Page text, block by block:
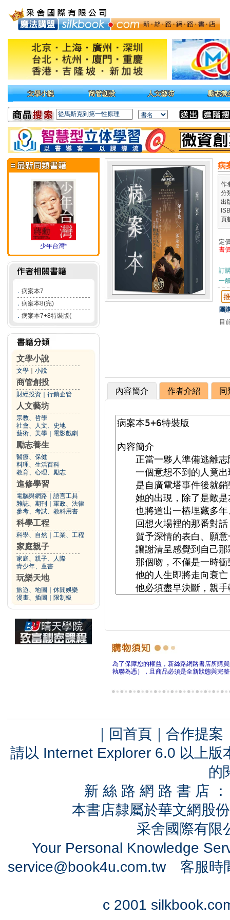
少年台灣*
． 病案本7
． 病案本8(完)
． 病案本7+8特裝版(
文學小說
文學 小說
商管創投
財經投資 行銷企管
人文藝坊
宗教、哲學
社會、人文、史地
藝術、美學
電影戲劇
勵志養生
醫療、保健
料理、生活百科
教育、心理、勵志
進修學習
電腦與網路
語言工具
雜誌、期刊
軍政、法律
參考、考試、教科用書
科學工程
科學、自然 工業、工程
家庭親子
家庭、親子、人際
青少年、童書
玩樂天地
旅遊、地圖
休閒娛樂
漫畫、插圖
限制級
病
作
分
出
頁
定
書
訂
一
團
目
內容簡介 作者介紹 同
為了保障您的權益，新絲路網路書店所購
執聯為憑），且商品必須是全新狀態與完
｜ 回首頁 ｜ 合作提案
請以 Internet Explorer 6.0 以上
的
新 絲 路 網 路 書 店
本書店隸屬於華文網股
采舍國際有
Your Personal Knowledge
service@book4u.com.tw客服時
c 2001